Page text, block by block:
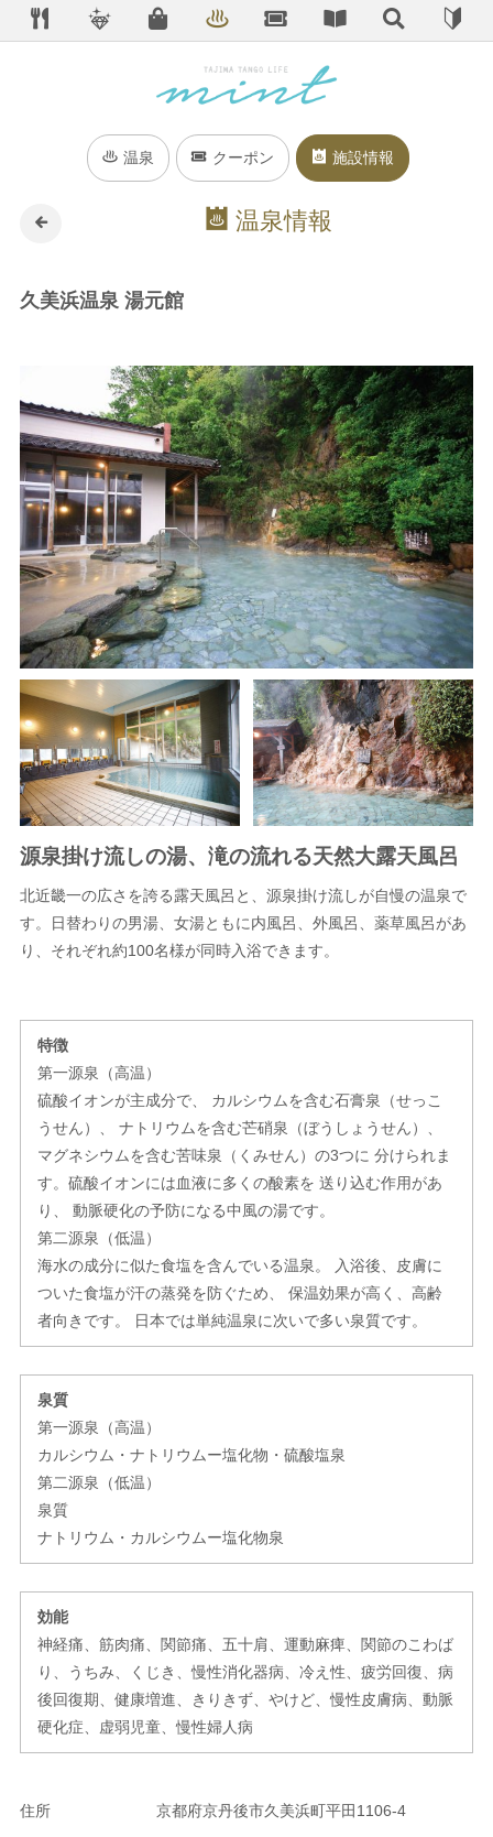
温泉 クーポン 施設情報
温泉情報
久美浜温泉 湯元館
源泉掛け流しの湯、滝の流れる天然大露天風呂
北近畿一の広さを誇る露天風呂と、源泉掛け流しが自慢の温泉で
す。日替わりの男湯、女湯ともに内風呂、外風呂、薬草風呂があ
り、それぞれ約100名様が同時入浴できます。
特徴
第一源泉（高温）
硫酸イオンが主成分で、 カルシウムを含む石膏泉（せっこ
うせん）、 ナトリウムを含む芒硝泉（ぼうしょうせん）、
マグネシウムを含む苦味泉（くみせん）の3つに 分けられま
す。硫酸イオンには血液に多くの酸素を 送り込む作用があ
り、 動脈硬化の予防になる中風の湯です。
第二源泉（低温）
海水の成分に似た食塩を含んでいる温泉。 入浴後、皮膚に
ついた食塩が汗の蒸発を防ぐため、 保温効果が高く、高齢
者向きです。 日本では単純温泉に次いで多い泉質です。
泉質
第一源泉（高温）
カルシウム・ナトリウムー塩化物・硫酸塩泉
第二源泉（低温）
泉質
ナトリウム・カルシウムー塩化物泉
効能
神経痛、筋肉痛、関節痛、五十肩、運動麻痺、関節のこわば
り、うちみ、くじき、慢性消化器病、冷え性、疲労回復、病
後回復期、健康増進、きりきず、やけど、慢性皮膚病、動脈
硬化症、虚弱児童、慢性婦人病
住所 京都府京丹後市久美浜町平田1106-4